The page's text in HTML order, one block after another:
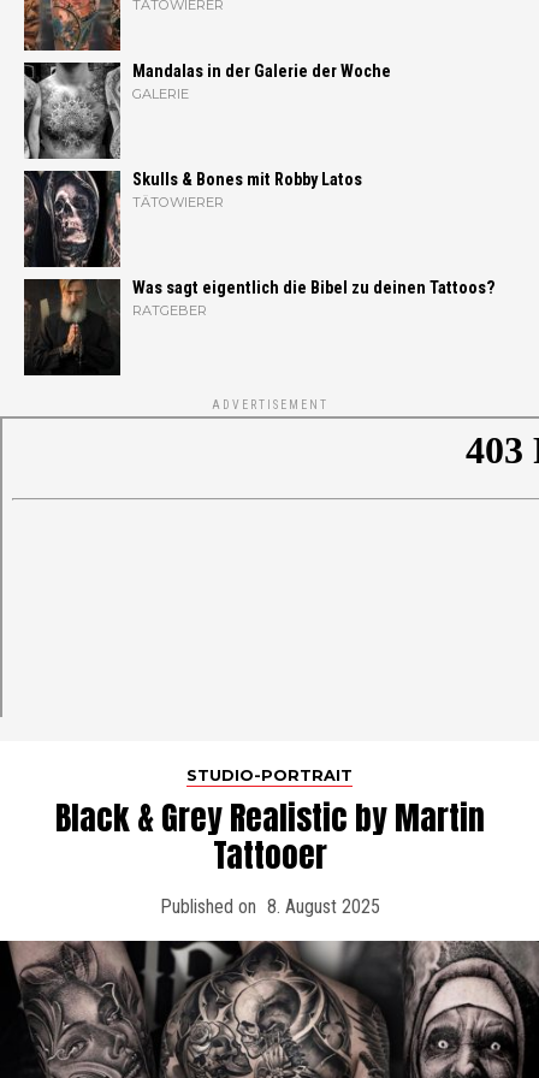
TÄTOWIERER
Mandalas in der Galerie der Woche
GALERIE
Skulls & Bones mit Robby Latos
TÄTOWIERER
Was sagt eigentlich die Bibel zu deinen Tattoos?
RATGEBER
ADVERTISEMENT
STUDIO-PORTRAIT
Black & Grey Realistic by Martin
Tattooer
Published on 8. August 2025